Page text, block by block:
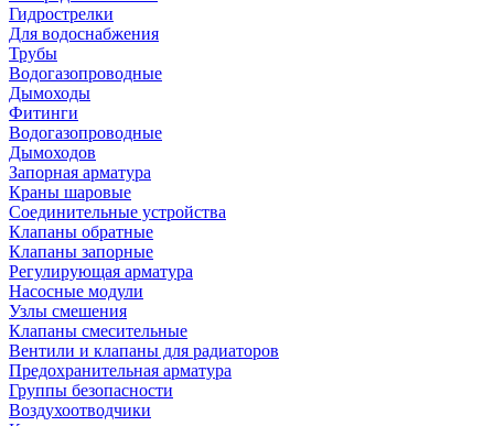
Гидрострелки
Для водоснабжения
Трубы
Водогазопроводные
Дымоходы
Фитинги
Водогазопроводные
Дымоходов
Запорная арматура
Краны шаровые
Соединительные устройства
Клапаны обратные
Клапаны запорные
Регулирующая арматура
Насосные модули
Узлы смешения
Клапаны смесительные
Вентили и клапаны для радиаторов
Предохранительная арматура
Группы безопасности
Воздухоотводчики